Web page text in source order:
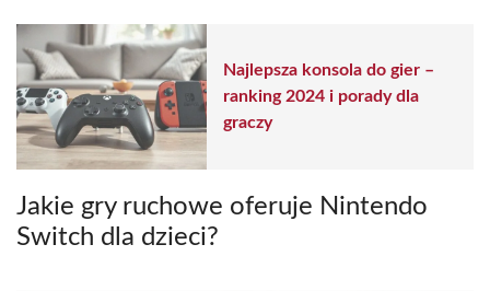
Najlepsza konsola do gier –
ranking 2024 i porady dla
graczy
Jakie gry ruchowe oferuje Nintendo
Switch dla dzieci?